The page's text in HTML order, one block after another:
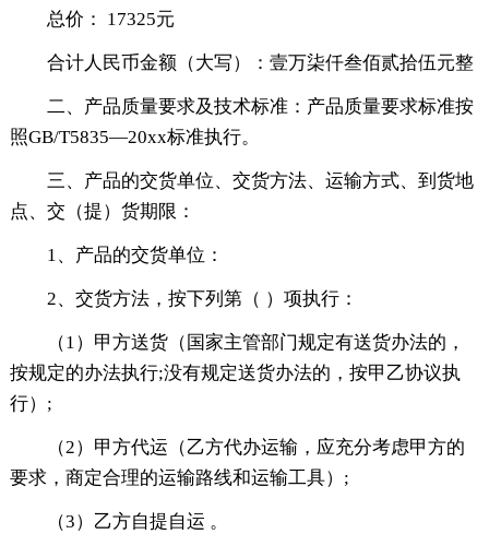
总价： 17325元
合计人民币金额（大写）：壹万柒仟叁佰贰拾伍元整
二、产品质量要求及技术标准：产品质量要求标准按
照GB/T5835—20xx标准执行。
三、产品的交货单位、交货方法、运输方式、到货地
点、交（提）货期限：
1、产品的交货单位：
2、交货方法，按下列第（ ）项执行：
（1）甲方送货（国家主管部门规定有送货办法的，
按规定的办法执行;没有规定送货办法的，按甲乙协议执
行）;
（2）甲方代运（乙方代办运输，应充分考虑甲方的
要求，商定合理的运输路线和运输工具）;
（3）乙方自提自运 。